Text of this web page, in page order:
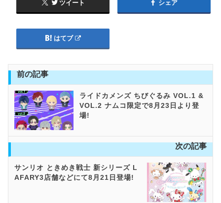
ツイート シェア
はてブ
前の記事
ライドカメンズ ちびぐるみ VOL.1 &
VOL.2 ナムコ限定で8月23日より登
場!
次の記事
サンリオ ときめき戦士 新シリーズ L
AFARY3店舗などにて8月21日登場!